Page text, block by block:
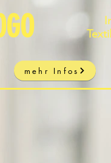
mehr Infos